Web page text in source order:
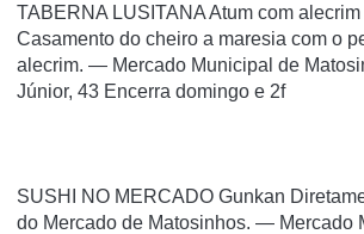
TABERNA LUSITANA Atum com
Casamento do cheiro a maresia com o
alecrim. — Mercado Municipal de
Júnior, 43 Encerra domingo e 2f
SUSHI NO MERCADO Gunkan
do Mercado de Matosinhos. — Mercado